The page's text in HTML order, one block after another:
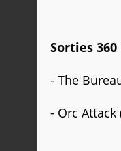
Sorties 360
- The
- Orc Attack